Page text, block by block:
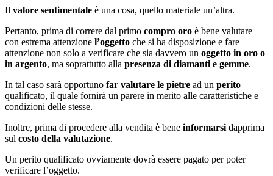
Il valore sentimentale è una cosa, quello materiale un’altra.
Pertanto, prima di correre dal primo compro oro è bene valutare
con estrema attenzione l’oggetto che si ha disposizione e fare
attenzione non solo a verificare che sia davvero un oggetto in oro o
in argento, ma soprattutto alla presenza di diamanti e gemme.
In tal caso sarà opportuno far valutare le pietre ad un perito
qualificato, il quale fornirà un parere in merito alle caratteristiche e
condizioni delle stesse.
Inoltre, prima di procedere alla vendita è bene informarsi dapprima
sul costo della valutazione.
Un perito qualificato ovviamente dovrà essere pagato per poter
verificare l’oggetto.